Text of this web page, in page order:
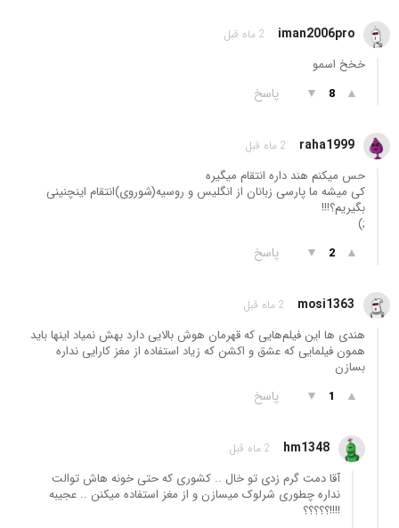
iman2006pro 2 ماه قبل
خخخ اسمو
▲
8
▼ پاسخ
raha1999 2 ماه قبل
حس میکنم هند داره انتقام میگیره
کی میشه ما پارسی زبانان از انگلیس و روسیه(شوروی)انتقام اینچنینی
بگیریم؟!!!
;)
▲
2
▼ پاسخ
mosi1363 2 ماه قبل
هندی ها این فیلم‌هایی که قهرمان هوش بالایی دارد بهش نمیاد اینها باید
همون فیلمایی که عشق و اکشن که زیاد استفاده از مغز کارایی نداره
بسازن
▲
1
▼ پاسخ
hm1348 2 ماه قبل
آقا دمت گرم زدی تو خال .. کشوری که حتی خونه هاش توالت
نداره چطوری شرلوک میسازن و از مغز استفاده میکنن .. عجیبه
!!!!؟؟؟؟؟